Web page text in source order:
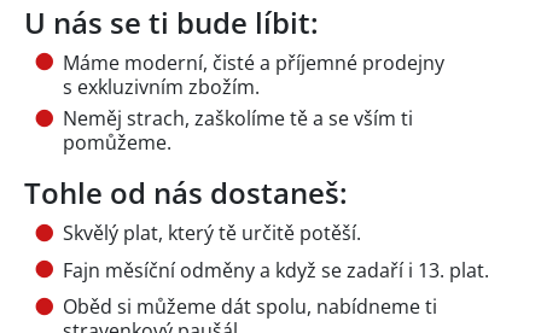
U nás se ti bude líbit:
Máme moderní, čisté a příjemné prodejny
s exkluzivním zbožím.
Neměj strach, zaškolíme tě a se vším ti
pomůžeme.
Tohle od nás dostaneš:
Skvělý plat, který tě určitě potěší.
Fajn měsíční odměny a když se zadaří i 13. plat.
Oběd si můžeme dát spolu, nabídneme ti